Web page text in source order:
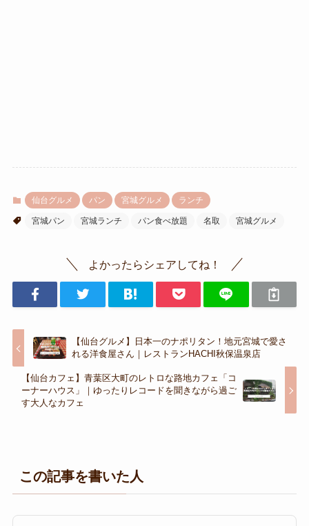
仙台グルメ パン 宮城グルメ ランチ
宮城パン 宮城ランチ パン食べ放題 名取 宮城グルメ
よかったらシェアしてね！
【仙台グルメ】日本一のナポリタン！地元宮城で愛さ
れる洋食屋さん｜レストランHACHI秋保温泉店
【仙台カフェ】青葉区大町のレトロな路地カフェ「コ
ーナーハウス」｜ゆったりレコードを聞きながら過ご
す大人なカフェ
この記事を書いた人